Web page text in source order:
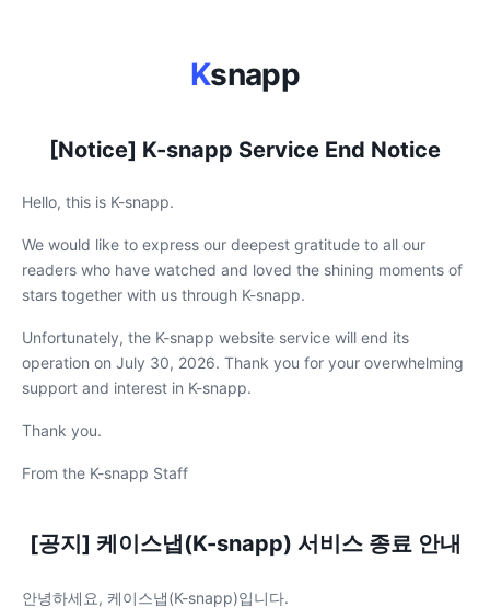
Ksnapp
[Notice] K-snapp Service End Notice
Hello, this is K-snapp.
We would like to express our deepest gratitude to all our
readers who have watched and loved the shining moments of
stars together with us through K-snapp.
Unfortunately, the K-snapp website service will end its
operation on July 30, 2026. Thank you for your overwhelming
support and interest in K-snapp.
Thank you.
From the K-snapp Staff
[공지] 케이스냅(K-snapp) 서비스 종료 안내
안녕하세요, 케이스냅(K-snapp)입니다.